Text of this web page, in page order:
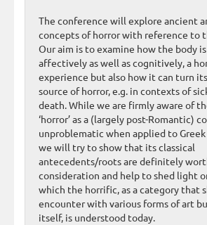
The conference will explore ancient
concepts of horror with reference to
Our aim is to examine how the body
affectively as well as cognitively, a
experience but also how it can turn
source of horror, e.g. in contexts of
death. While we are firmly aware of
‘horror’ as a (largely post-Romantic)
unproblematic when applied to
we will try to show that its classical
antecedents/roots are definitely
consideration and help to shed light
which the horrific, as a category that
encounter with various forms of art
itself, is understood today.